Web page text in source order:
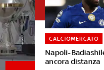
Napoli-
ancora distanza
CALCIOMERCATO